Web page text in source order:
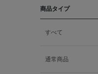
7月 ルビー
商品タイプ
すべて
通常商品